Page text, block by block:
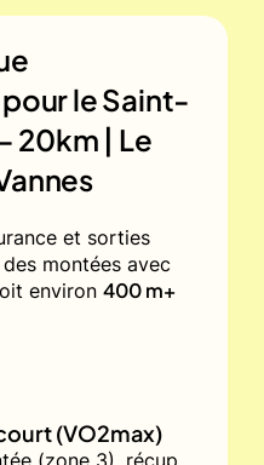
leSaint-
20km | Le
et sorties
montées avec
environ 400 m+
(VO2max)
(zone 3), récup